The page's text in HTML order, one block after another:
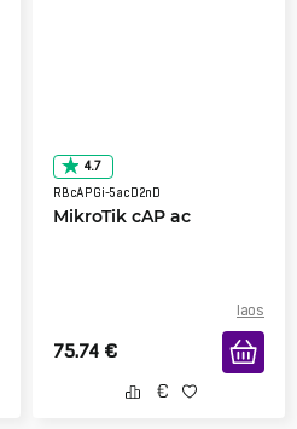
4.7
RBcAPGi-5acD2nD
MikroTik cAP ac
laos
75.74 €